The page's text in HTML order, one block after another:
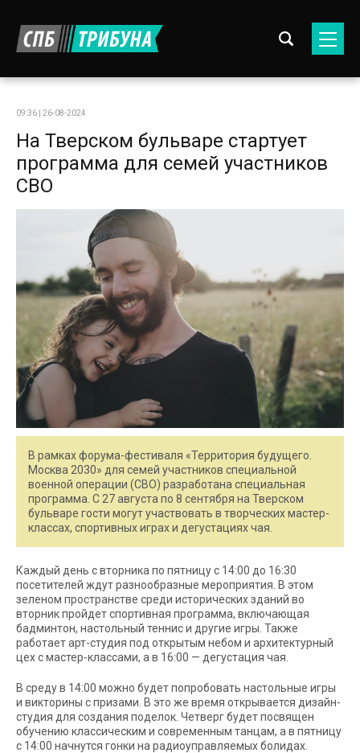
09:36 | 26-08-2024
На Тверском бульваре стартует
программа для семей участников
СВО
В рамках форума-фестиваля «Территория будущего.
Москва 2030» для семей участников специальной
военной операции (СВО) разработана специальная
программа. С 27 августа по 8 сентября на Тверском
бульваре гости могут участвовать в творческих мастер-
классах, спортивных играх и дегустациях чая.
Каждый день с вторника по пятницу с 14:00 до 16:30
посетителей ждут разнообразные мероприятия. В этом
зеленом пространстве среди исторических зданий во
вторник пройдет спортивная программа, включающая
бадминтон, настольный теннис и другие игры. Также
работает арт-студия под открытым небом и архитектурный
цех с мастер-классами, а в 16:00 — дегустация чая.
В среду в 14:00 можно будет попробовать настольные игры
и викторины с призами. В это же время открывается дизайн-
студия для создания поделок. Четверг будет посвящен
обучению классическим и современным танцам, а в пятницу
с 14:00 начнутся гонки на радиоуправляемых болидах.